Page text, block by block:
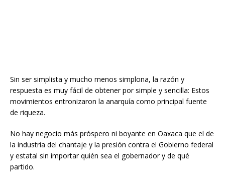
Sin ser simplista y mucho menos simplona, la razón y
respuesta es muy fácil de obtener por simple y sencilla: Estos
movimientos entronizaron la anarquía como principal fuente
de riqueza.
No hay negocio más próspero ni boyante en Oaxaca que el de
la industria del chantaje y la presión contra el Gobierno federal
y estatal sin importar quién sea el gobernador y de qué
partido.